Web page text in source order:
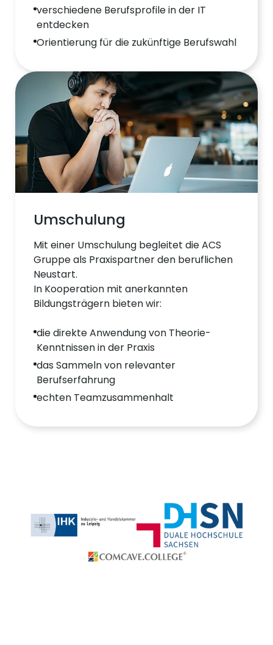
verschiedene Berufsprofile in der IT
entdecken
Orientierung für die zukünftige Berufswahl
Umschulung
Mit einer Umschulung begleitet die ACS
Gruppe als Praxispartner den beruflichen
Neustart.
In Kooperation mit anerkannten
Bildungsträgern bieten wir:
die direkte Anwendung von Theorie-
Kenntnissen in der Praxis
das Sammeln von relevanter
Berufserfahrung
echten Teamzusammenhalt